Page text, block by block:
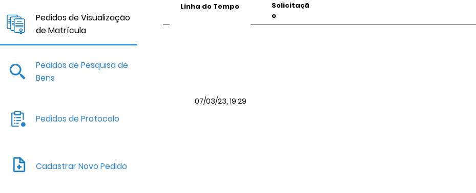
Pedidos de Visualização
de Matrícula
Pedidos de Pesquisa de
Bens
Pedidos de Protocolo
Cadastrar Novo Pedido
Linha do Tempo
Solicitaçã
o
07/03/23, 19:29